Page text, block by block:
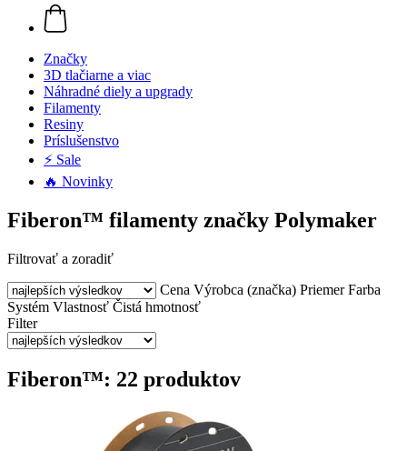
Značky
3D tlačiarne a viac
Náhradné diely a upgrady
Filamenty
Resiny
Príslušenstvo
⚡ Sale
🔥 Novinky
Fiberon™ filamenty značky Polymaker
Filtrovať a zoradiť
Cena Výrobca (značka) Priemer Farba
Systém Vlastnosť Čistá hmotnosť
Filter
Fiberon™: 22 produktov